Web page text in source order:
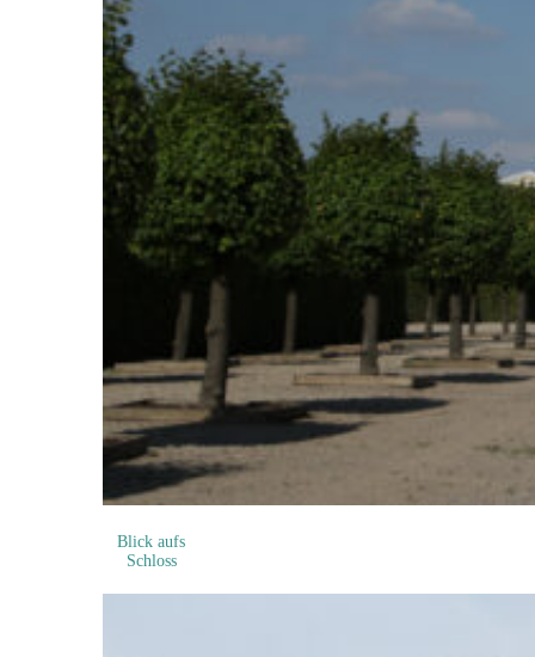
Blick aufs
Schloss